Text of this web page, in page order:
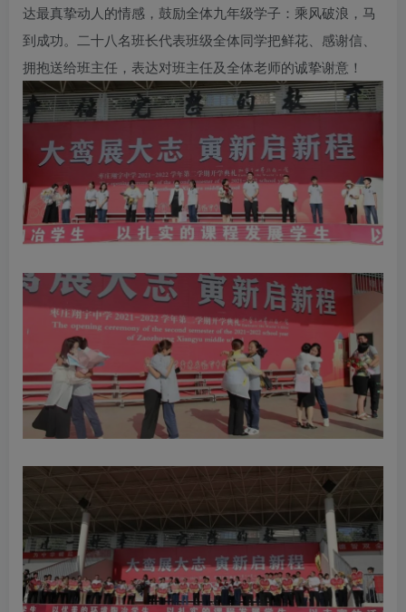
达最真挚动人的情感，鼓励全体九年级学子：乘风破浪，马
到成功。二十八名班长代表班级全体同学把鲜花、感谢信、
拥抱送给班主任，表达对班主任及全体老师的诚挚谢意！